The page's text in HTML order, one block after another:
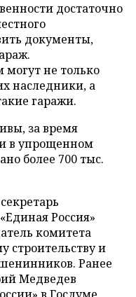
достаточно
документы,
могут не только
наследники, а
гаражи.
за время
в упрощенном
более 700 тыс.
Россия»
комитета
строительству и
Ранее
Медведев